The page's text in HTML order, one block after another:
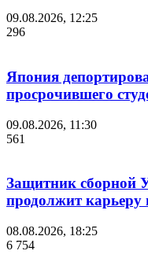
09.08.2026, 12:25
296
Япония
просрочившего
09.08.2026, 11:30
561
Защитник сборной
продолжит
08.08.2026, 18:25
6 754